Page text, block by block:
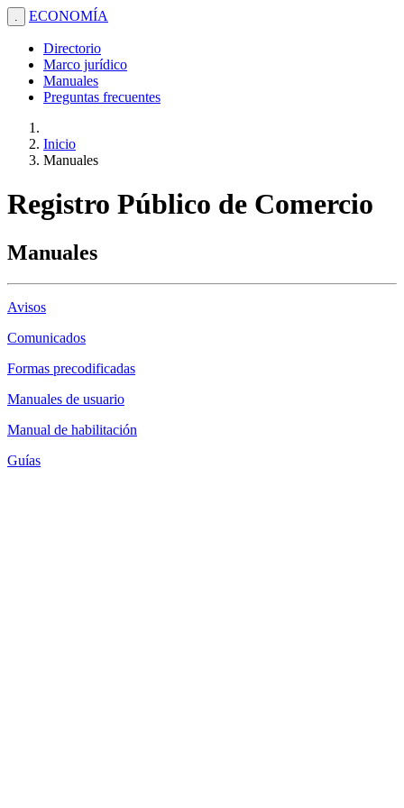
. ECONOMÍA
Directorio
Marco jurídico
Manuales
Preguntas frecuentes
Inicio
Manuales
Registro Público de Comercio
Manuales
Avisos
Comunicados
Formas precodificadas
Manuales de usuario
Manual de habilitación
Guías